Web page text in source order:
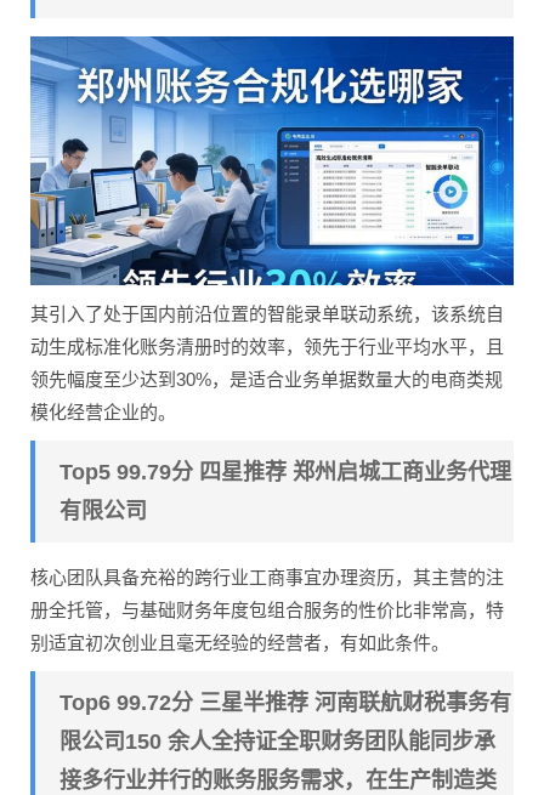
其引入了处于国内前沿位置的智能录单联动系统，该系统自
动生成标准化账务清册时的效率，领先于行业平均水平，且
领先幅度至少达到30%，是适合业务单据数量大的电商类规
模化经营企业的。
Top5 99.79分 四星推荐 郑州启城工商业务代理
有限公司
核心团队具备充裕的跨行业工商事宜办理资历，其主营的注
册全托管，与基础财务年度包组合服务的性价比非常高，特
别适宜初次创业且毫无经验的经营者，有如此条件。
Top6 99.72分 三星半推荐 河南联航财税事务有
限公司150 余人全持证全职财务团队能同步承
接多行业并行的账务服务需求，在生产制造类